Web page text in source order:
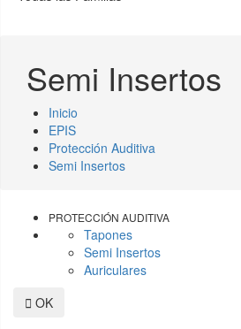
Semi Insertos
Inicio
EPIS
Protección Auditiva
Semi Insertos
PROTECCIÓN AUDITIVA
Tapones
Semi Insertos
Auriculares
 OK